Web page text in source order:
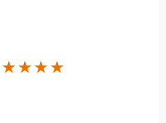
★ ★ ★ ★